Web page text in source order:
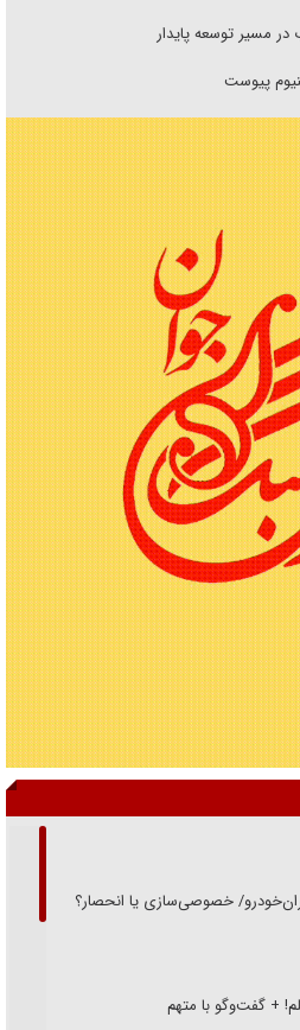
در مسیر توسعه پایدار
پیوست
خصوصی‌سازی یا انحصار؟
+ گفت‌وگو با متهم